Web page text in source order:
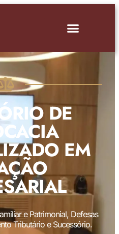
DE
EM
e Patrimonial, Defesas
Tributário e Sucessório.